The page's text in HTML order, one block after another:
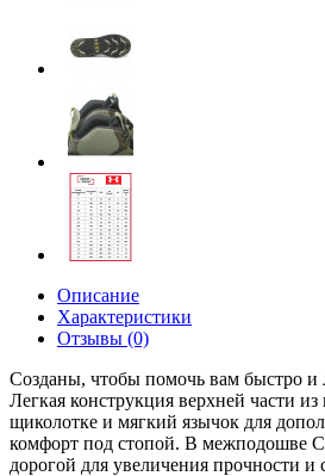
Описание
Характеристики
Отзывы (0)
Созданы, чтобы помочь вам быстро и
Легкая конструкция верхней части
щиколотке и мягкий язычок для
комфорт под стопой. В межподошве
дорогой для увеличения прочности